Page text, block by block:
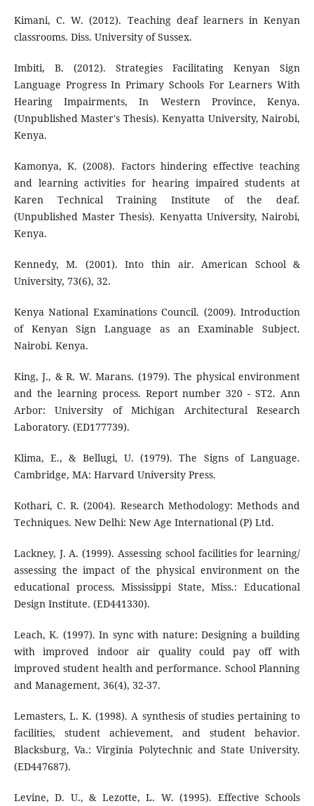
Kimani, C. W. (2012). Teaching deaf learners in Kenyan
classrooms. Diss. University of Sussex.
Imbiti, B. (2012). Strategies Facilitating Kenyan Sign
Language Progress In Primary Schools For Learners With
Hearing Impairments, In Western Province, Kenya.
(Unpublished Master's Thesis). Kenyatta University, Nairobi,
Kenya.
Kamonya, K. (2008). Factors hindering effective teaching
and learning activities for hearing impaired students at
Karen Technical Training Institute of the deaf.
(Unpublished Master Thesis). Kenyatta University, Nairobi,
Kenya.
Kennedy, M. (2001). Into thin air. American School &
University, 73(6), 32.
Kenya National Examinations Council. (2009). Introduction
of Kenyan Sign Language as an Examinable Subject.
Nairobi. Kenya.
King, J., & R. W. Marans. (1979). The physical environment
and the learning process. Report number 320 - ST2. Ann
Arbor: University of Michigan Architectural Research
Laboratory. (ED177739).
Klima, E., & Bellugi, U. (1979). The Signs of Language.
Cambridge, MA: Harvard University Press.
Kothari, C. R. (2004). Research Methodology: Methods and
Techniques. New Delhi: New Age International (P) Ltd.
Lackney, J. A. (1999). Assessing school facilities for learning/
assessing the impact of the physical environment on the
educational process. Mississippi State, Miss.: Educational
Design Institute. (ED441330).
Leach, K. (1997). In sync with nature: Designing a building
with improved indoor air quality could pay off with
improved student health and performance. School Planning
and Management, 36(4), 32-37.
Lemasters, L. K. (1998). A synthesis of studies pertaining to
facilities, student achievement, and student behavior.
Blacksburg, Va.: Virginia Polytechnic and State University.
(ED447687).
Levine, D. U., & Lezotte, L. W. (1995). Effective Schools